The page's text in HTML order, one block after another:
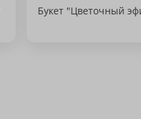
Букет "Цветочный